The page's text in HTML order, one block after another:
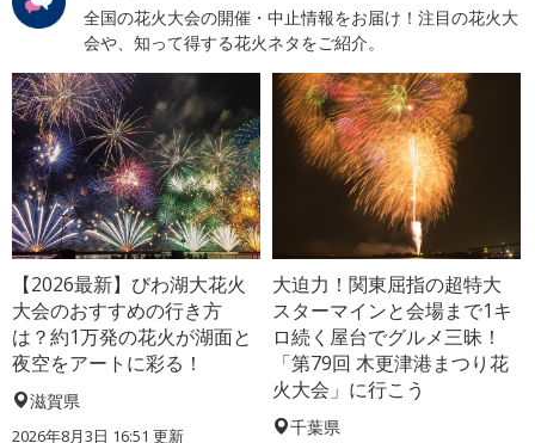
全国の花火大会の開催・中止情報をお届け！注目の花火大
会や、知って得する花火ネタをご紹介。
【2026最新】びわ湖大花火
大会のおすすめの行き方
は？約1万発の花火が湖面と
夜空をアートに彩る！
滋賀県
2026年8月3日 16:51 更新
大迫力！関東屈指の超特大
スターマインと会場まで1キ
ロ続く屋台でグルメ三昧！
「第79回 木更津港まつり花
火大会」に行こう
千葉県